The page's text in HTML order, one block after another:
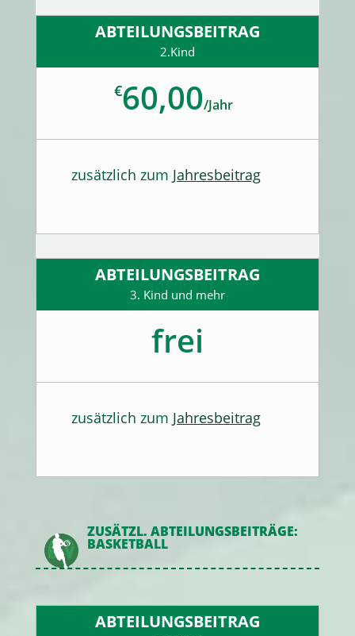
ABTEILUNGSBEITRAG
2.Kind
€60,00/Jahr
zusätzlich zum Jahresbeitrag
ABTEILUNGSBEITRAG
3. Kind und mehr
frei
zusätzlich zum Jahresbeitrag
ZUSÄTZL. ABTEILUNGSBEITRÄGE:
BASKETBALL
ABTEILUNGSBEITRAG